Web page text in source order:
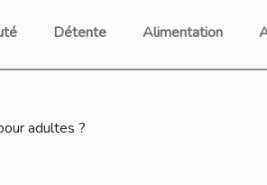
Détente Alimentation
adultes ?